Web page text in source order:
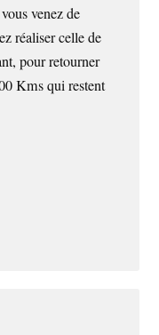
venez de
réaliser celle de
pour retourner
Kms qui restent